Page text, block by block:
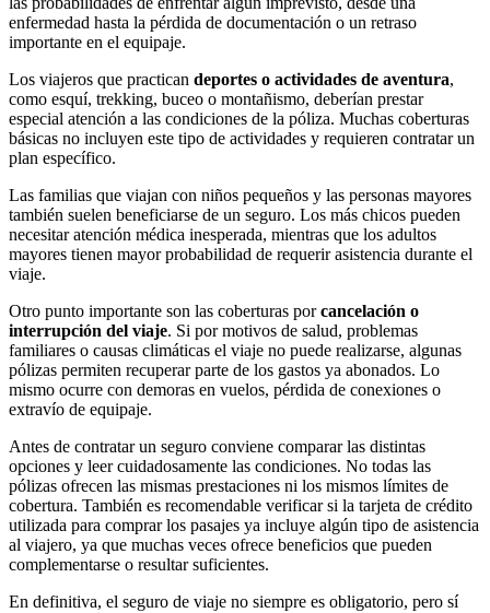
enfermedad hasta la pérdida de documentación o un retraso
importante en el equipaje.
Los viajeros que practican deportes o actividades de aventura,
como esquí, trekking, buceo o montañismo, deberían prestar
especial atención a las condiciones de la póliza. Muchas coberturas
básicas no incluyen este tipo de actividades y requieren contratar un
plan específico.
Las familias que viajan con niños pequeños y las personas mayores
también suelen beneficiarse de un seguro. Los más chicos pueden
necesitar atención médica inesperada, mientras que los adultos
mayores tienen mayor probabilidad de requerir asistencia durante el
viaje.
Otro punto importante son las coberturas porcancelación o
interrupción del viaje. Si por motivos de salud, problemas
familiares o causas climáticas el viaje no puede realizarse, algunas
pólizas permiten recuperar parte de los gastos ya abonados. Lo
mismo ocurre con demoras en vuelos, pérdida de conexiones o
extravío de equipaje.
Antes de contratar un seguro conviene comparar las distintas
opciones y leer cuidadosamente las condiciones. No todas las
pólizas ofrecen las mismas prestaciones ni los mismos límites de
cobertura. También es recomendable verificar si la tarjeta de crédito
utilizada para comprar los pasajes ya incluye algún tipo de asistencia
al viajero, ya que muchas veces ofrece beneficios que pueden
complementarse o resultar suficientes.
En definitiva, el seguro de viaje no siempre es obligatorio, pero sí